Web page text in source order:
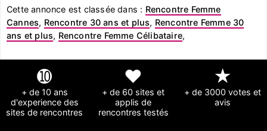
Cette annonce est classée dans : Rencontre Femme
Cannes, Rencontre 30 ans et plus, Rencontre Femme 30
ans et plus, Rencontre Femme Célibataire,
➓
+ de 10 ans
d'experience des
sites de rencontres
❤
+ de 60 sites et
applis de
rencontres testés
★
+ de 3000 votes et
avis